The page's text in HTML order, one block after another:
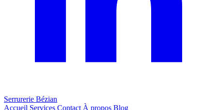
Serrurerie Bézian
Accueil Services Contact À propos Blog